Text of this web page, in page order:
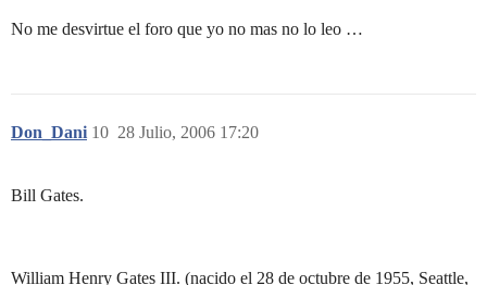
No me desvirtue el foro que yo no mas no lo leo …
Don_Dani 28 Julio, 2006 17:20
10
Bill Gates.
William Henry Gates III. (nacido el 28 de octubre de 1955, Seattle,